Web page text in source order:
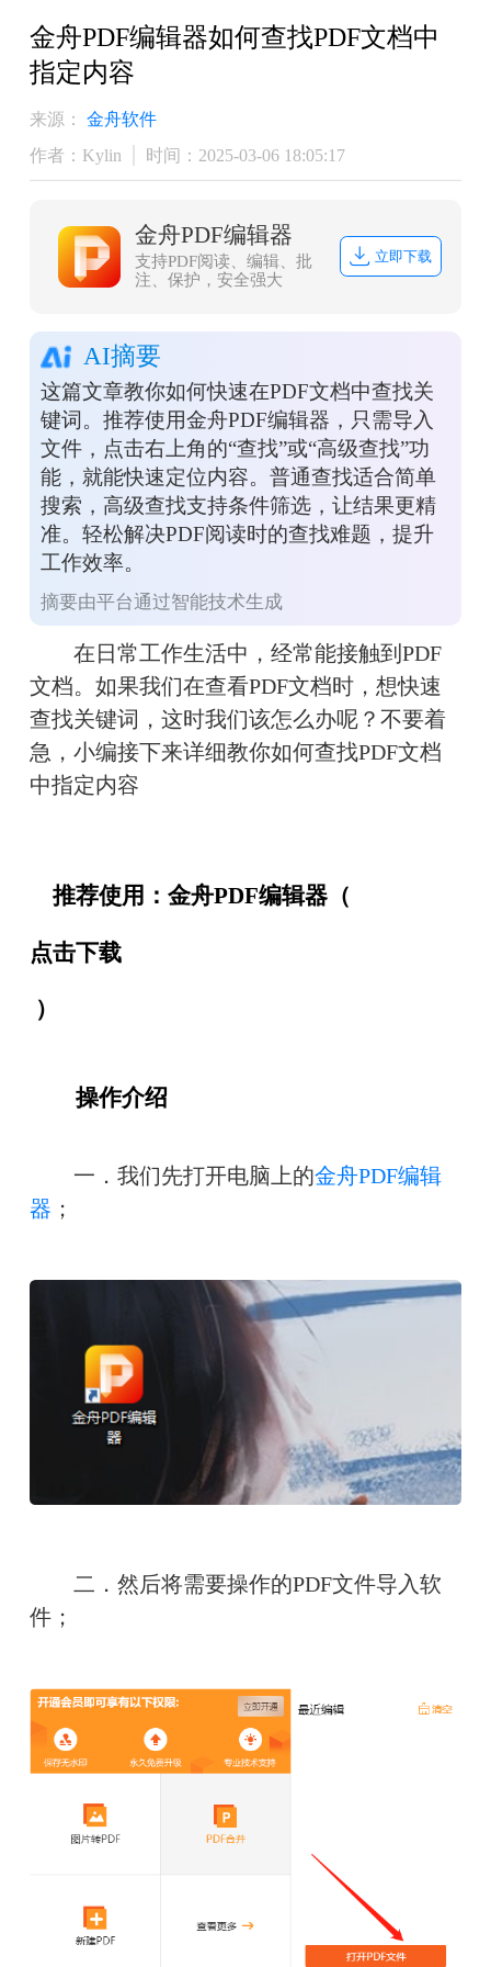
金舟PDF编辑器如何查找PDF文档中
指定内容
来源：
金舟软件
作者：Kylin
时间：2025-03-06 18:05:17
金舟PDF编辑器
支持PDF阅读、编辑、批
注、保护，安全强大
立即下载
AI摘要
这篇文章教你如何快速在PDF文档中查找关
键词。推荐使用金舟PDF编辑器，只需导入
文件，点击右上角的“查找”或“高级查找”功
能，就能快速定位内容。普通查找适合简单
搜索，高级查找支持条件筛选，让结果更精
准。轻松解决PDF阅读时的查找难题，提升
工作效率。
摘要由平台通过智能技术生成
在日常工作生活中，经常能接触到PDF
文档。如果我们在查看PDF文档时，想快速
查找关键词，这时我们该怎么办呢？不要着
急，小编接下来详细教你如何查找PDF文档
中指定内容
推荐使用：金舟PDF编辑器（
点击下载
）
操作介绍
一．我们先打开电脑上的金舟PDF编辑
器 ；
二．然后将需要操作的PDF文件导入软
件；